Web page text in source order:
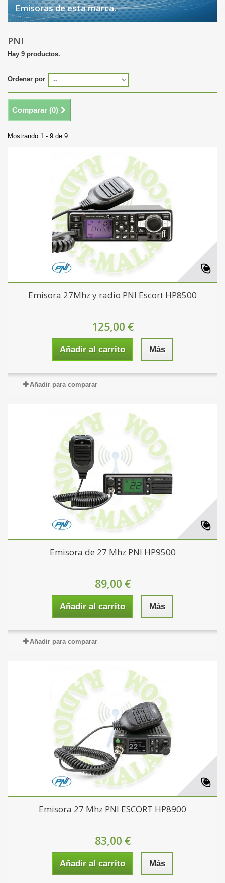
Emisoras de esta marca.
PNI
Hay 9 productos.
Ordenar por
Comparar (0)
Mostrando 1 - 9 de 9
Emisora 27Mhz y radio PNI Escort HP8500
125,00 €
Añadir al carrito Más
Añadir para comparar
Emisora de 27 Mhz PNI HP9500
89,00 €
Añadir al carrito Más
Añadir para comparar
Emisora 27 Mhz PNI ESCORT HP8900
83,00 €
Añadir al carrito Más